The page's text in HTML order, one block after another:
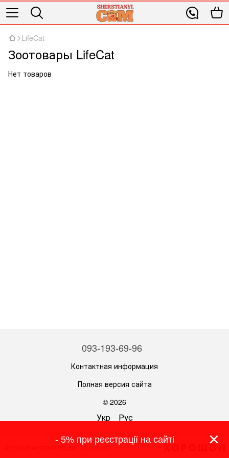
LifeCat
Зоотовары LifeCat
Нет товаров
093-193-69-96
Контактная информация
Полная версия сайта
© 2026
Укр Рус
Интернет-магазин создан с Хорошоп ×
- 5% при реєстрації на сайті